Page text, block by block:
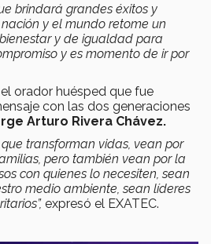
brindará grandes éxitos y
y el mundo retome un
y de igualdad para
y es momento de ir por
orador huésped que fue
con las dos generaciones
Arturo Rivera Chávez.
que transforman vidas, vean por
pero también vean por la
con quienes lo necesiten, sean
medio ambiente, sean líderes
expresó el EXATEC.